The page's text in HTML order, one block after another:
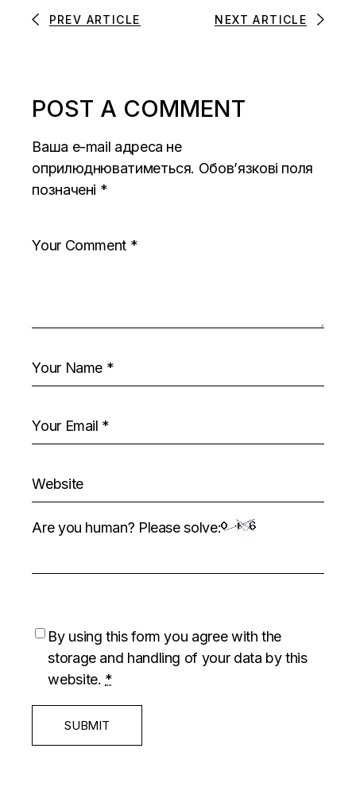
PREV ARTICLE NEXT ARTICLE
POST A COMMENT
Ваша e-mail адреса не
оприлюднюватиметься. Обов’язкові поля
позначені *
Are you human? Please solve:
By using this form you agree with the
storage and handling of your data by this
website. *
SUBMIT